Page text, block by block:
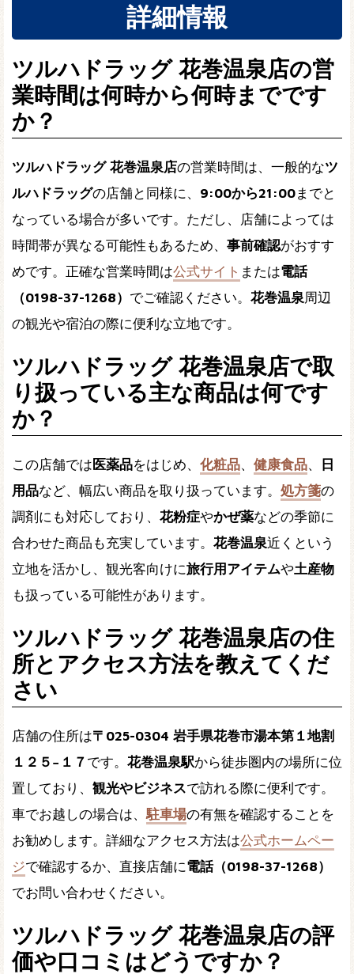
詳細情報
ツルハドラッグ 花巻温泉店の営
業時間は何時から何時までです
か？
ツルハドラッグ 花巻温泉店の営業時間は、一般的なツ
ルハドラッグの店舗と同様に、 9:00から21:00までと
なっている場合が多いです。ただし、店舗によっては
時間帯が異なる可能性もあるため、 事前確認がおすす
めです。正確な営業時間は公式サイト または電話
（0198-37-1268） でご確認ください。 花巻温泉周辺
の観光や宿泊の際に便利な立地です。
ツルハドラッグ 花巻温泉店で取
り扱っている主な商品は何です
か？
この店舗では 医薬品をはじめ、 化粧品、 健康食品、 日
用品など、幅広い商品を取り扱っています。 処方箋の
調剤にも対応しており、 花粉症やかぜ薬などの季節に
合わせた商品も充実しています。 花巻温泉近くという
立地を活かし、観光客向けに旅行用アイテムや土産物
も扱っている可能性があります。
ツルハドラッグ 花巻温泉店の住
所とアクセス方法を教えてくだ
さい
店舗の住所は〒025-0304 岩手県花巻市湯本第１地割
１２５−１７ です。 花巻温泉駅から徒歩圏内の場所に位
置しており、 観光やビジネスで訪れる際に便利です。
車でお越しの場合は、 駐車場の有無を確認することを
お勧めします。詳細なアクセス方法は公式ホームペー
ジで確認するか、直接店舗に電話（0198-37-1268）
でお問い合わせください。
ツルハドラッグ 花巻温泉店の評
価や口コミはどうですか？